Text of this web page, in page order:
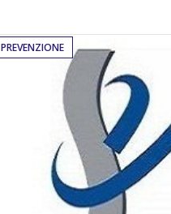
PREVENZIONE